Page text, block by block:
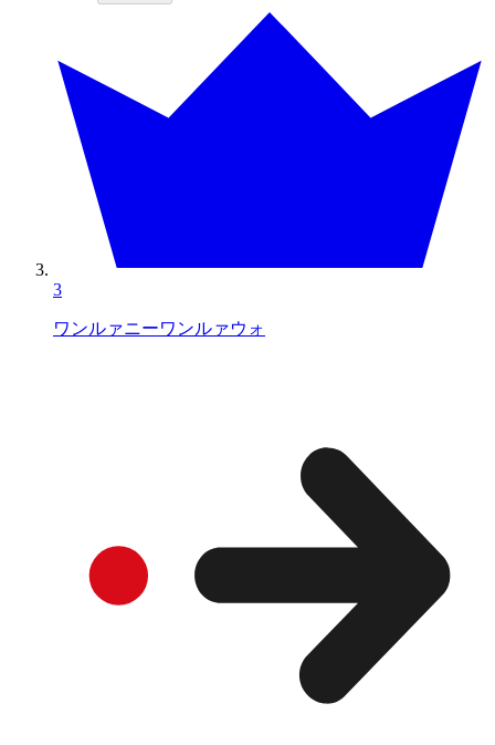
3
ワンルァニーワンルァウォ